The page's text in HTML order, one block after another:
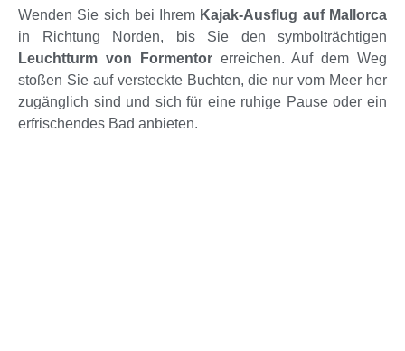
Wenden Sie sich bei Ihrem Kajak-Ausflug auf Mallorca
in Richtung Norden, bis Sie den symbolträchtigen
Leuchtturm von Formentorerreichen. Auf dem Weg
stoßen Sie auf versteckte Buchten, die nur vom Meer her
zugänglich sind und sich für eine ruhige Pause oder ein
erfrischendes Bad anbieten.